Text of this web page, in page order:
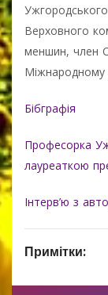
Верховного
меншин, член
Міжнародному
Бібграфія
Професорка
лауреаткою
Інтерв’ю з
Примітки: